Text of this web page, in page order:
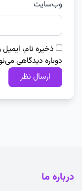
وب‌سایت
ذخیره نام،
دوباره دیدگاهی
درباره ما